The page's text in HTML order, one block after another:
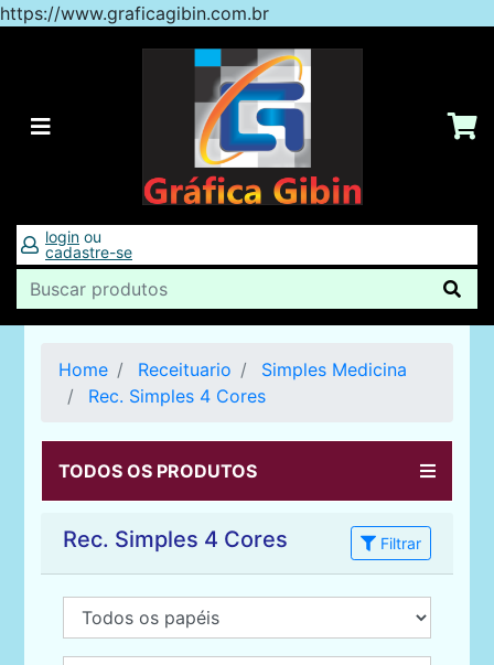
https://www.graficagibin.com.br
login ou
cadastre-se
Home Receituario
Simples Medicina
Rec. Simples 4 Cores
TODOS OS PRODUTOS
Rec. Simples 4 Cores Filtrar